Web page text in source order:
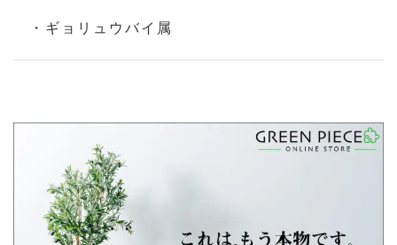
・ギョリュウバイ属